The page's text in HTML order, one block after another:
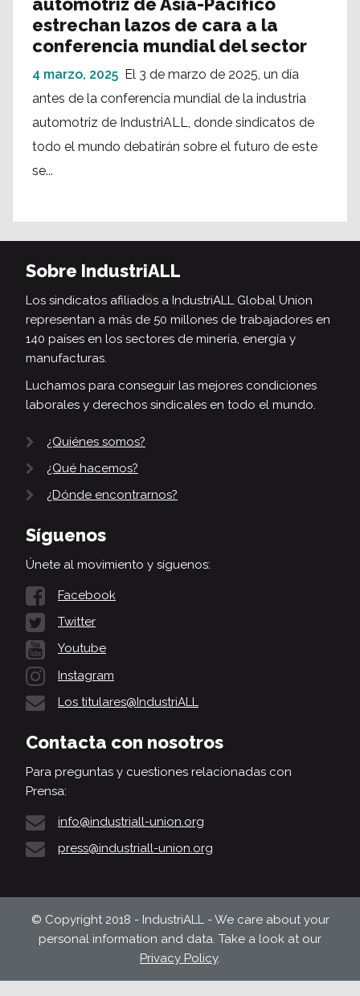
estrechan lazos de cara a la
conferencia mundial del sector
4 marzo, 2025 El 3 de marzo de 2025, un día
antes de la conferencia mundial de la industria
automotriz de IndustriALL, donde sindicatos de
todo el mundo debatirán sobre el futuro de este
se...
Sobre IndustriALL
Los sindicatos afiliados a IndustriALL Global Union
representan a más de 50 millones de trabajadores en
140 países en los sectores de minería, energía y
manufacturas.
Luchamos para conseguir las mejores condiciones
laborales y derechos sindicales en todo el mundo.
¿Quiénes somos?
¿Qué hacemos?
¿Dónde encontrarnos?
Síguenos
Únete al movimiento y síguenos:
Facebook
Twitter
Youtube
Instagram
Los titulares@IndustriALL
Contacta con nosotros
Para preguntas y cuestiones relacionadas con
Prensa:
info@industriall-union.org
press@industriall-union.org
© Copyright 2018 - IndustriALL - We care about your
personal information and data. Take a look at our
Privacy Policy.